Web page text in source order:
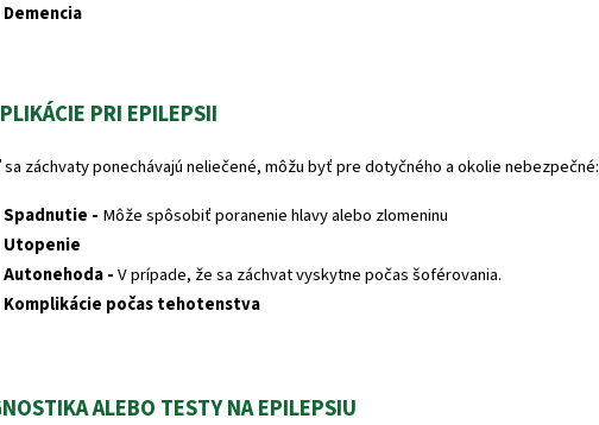
Demencia
PRI EPILEPSII
sa záchvaty ponechávajú neliečené, môžu byť pre dotyčného a okolie nebezpečné:
Spadnutie - Môže spôsobiť poranenie hlavy alebo zlomeninu
Utopenie
Autonehoda -V prípade, že sa záchvat vyskytne počas šoférovania.
Komplikácie počas tehotenstva
ALEBO TESTY NA EPILEPSIU